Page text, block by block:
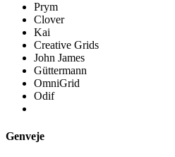
Prym
Clover
Kai
Creative Grids
John James
Güttermann
OmniGrid
Odif
Genveje